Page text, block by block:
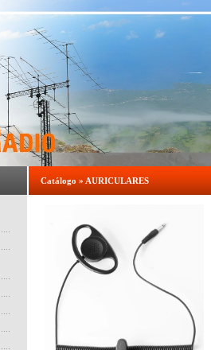
Catálogo » AURICULARES